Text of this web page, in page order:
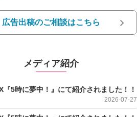
広告出稿のご相談はこちら
メディア紹介
『5時に夢中！』にて紹介されました！！
2026-07-27